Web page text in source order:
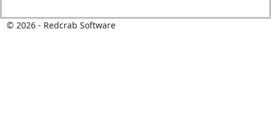
© 2026- Redcrab Software